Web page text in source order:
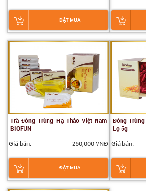
ĐẶT MUA
Trà Đông Trùng Hạ Thảo Việt Nam
BIOFUN
Giá bán: 250,000 VNĐ
ĐẶT MUA
Đông Trùng
Lọ 5g
Giá bán: